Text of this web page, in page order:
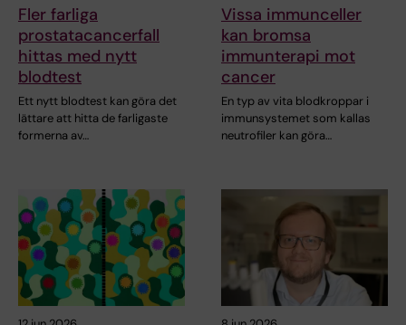
Fler farliga
prostatacancerfall
hittas med nytt
blodtest
Ett nytt blodtest kan göra det
lättare att hitta de farligaste
formerna av…
Vissa immunceller
kan bromsa
immunterapi mot
cancer
En typ av vita blodkroppar i
immunsystemet som kallas
neutrofiler kan göra…